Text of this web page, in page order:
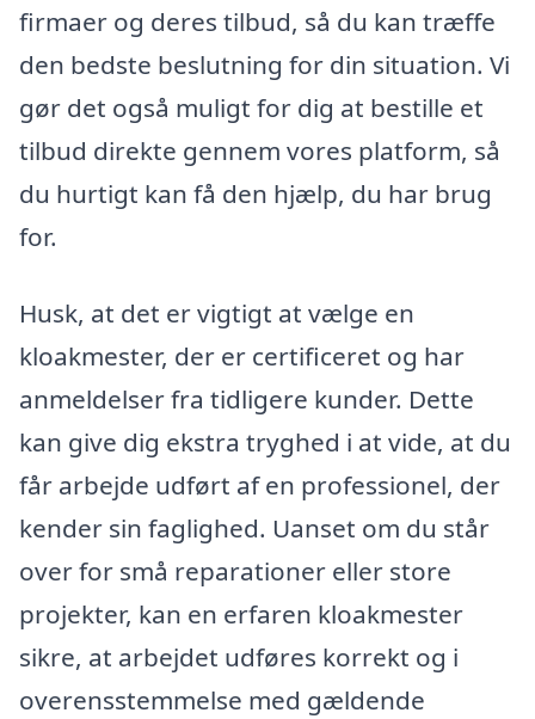
firmaer og deres tilbud, så du kan træffe
den bedste beslutning for din situation. Vi
gør det også muligt for dig at bestille et
tilbud direkte gennem vores platform, så
du hurtigt kan få den hjælp, du har brug
for.
Husk, at det er vigtigt at vælge en
kloakmester, der er certificeret og har
anmeldelser fra tidligere kunder. Dette
kan give dig ekstra tryghed i at vide, at du
får arbejde udført af en professionel, der
kender sin faglighed. Uanset om du står
over for små reparationer eller store
projekter, kan en erfaren kloakmester
sikre, at arbejdet udføres korrekt og i
overensstemmelse med gældende